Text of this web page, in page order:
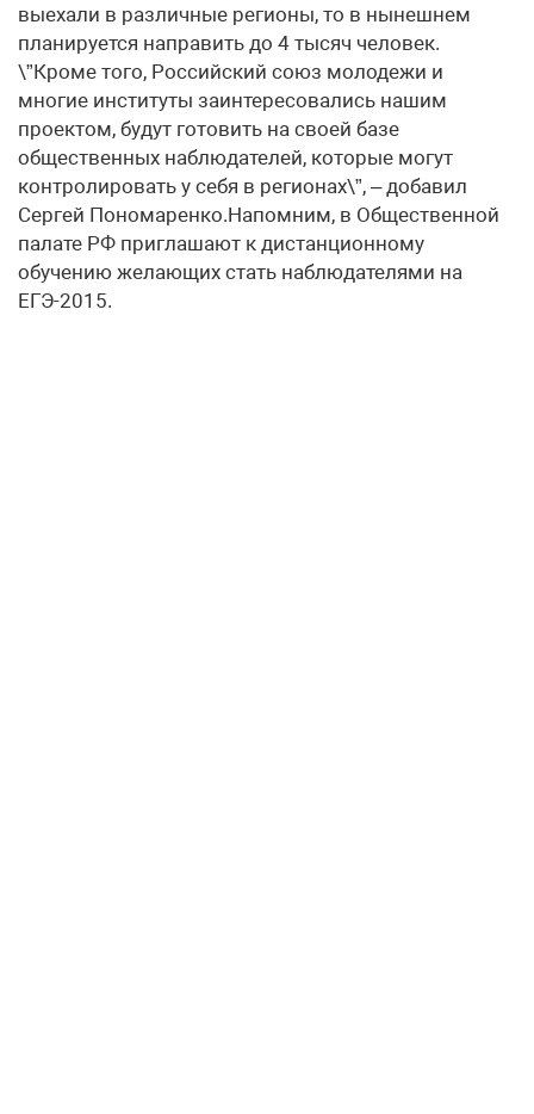
выехали в различные регионы, то в нынешнем
планируется направить до 4 тысяч человек.
\”Кроме того, Российский союз молодежи и
многие институты заинтересовались нашим
проектом, будут готовить на своей базе
общественных наблюдателей, которые могут
контролировать у себя в регионах\”, – добавил
Сергей Пономаренко.Напомним, в Общественной
палате РФ приглашают к дистанционному
обучению желающих стать наблюдателями на
ЕГЭ-2015.